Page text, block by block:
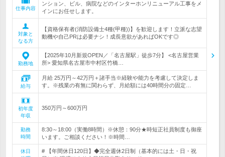
仕事内容
ンション、ビル、病院などのインターホンリニューアル工事をメ
インにお任せします。
対象と
なる方
【資格保有者(消防設備士4種(甲種))】を歓迎します！立派な志望
動機や自己PRは必要ナシ！成長意欲があればOKです◎
勤務地
【2025年10月新規OPEN／「名古屋駅」徒歩7分】 <名古屋営業
所> 愛知県名古屋市中村区竹橋…
給与
月給 25万円～42万円＋諸手当※経験や能力を考慮して決定しま
す。※残業の有無に関わらず、月給額には40時間分の固定…
初年度
年収
350万円～600万円
勤務
時間
8:30～18:00（実働8時間）※休憩：90分★時短正社員制度も御座
います。ご相談ください！※時間…
休日
# 【年間休日120日】◆完全週休2日制（基本的には土・日・祝